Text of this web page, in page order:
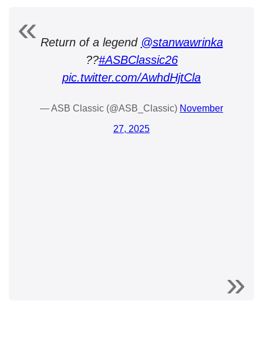
Return of a legend @stanwawrinka
??#ASBClassic26
pic.twitter.com/AwhdHjtCla
— ASB Classic (@ASB_Classic) November
27, 2025